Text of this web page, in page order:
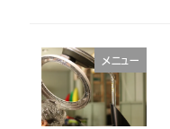
メニュー